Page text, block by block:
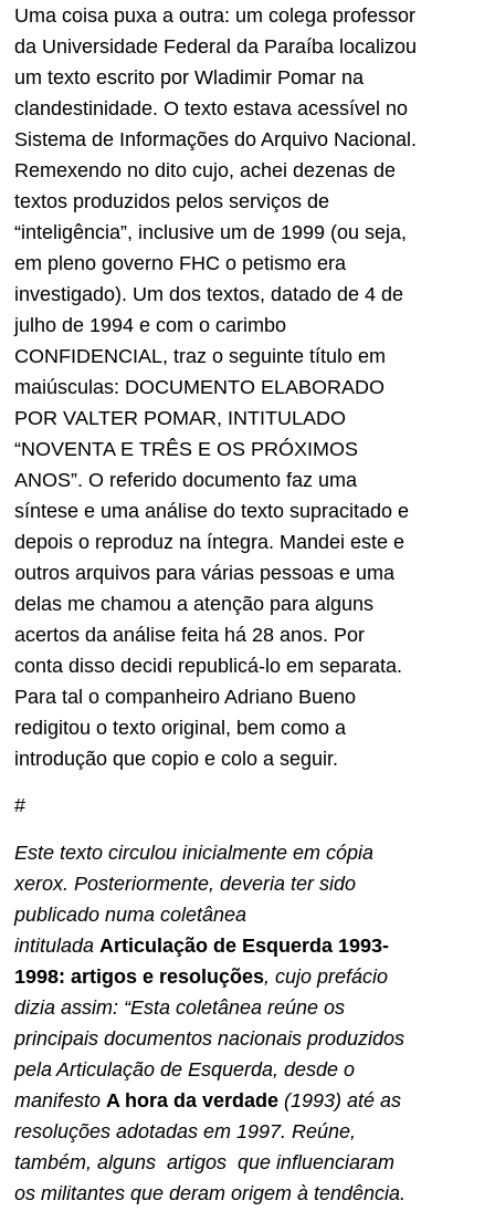
Uma coisa puxa a outra: um colega professor
da Universidade Federal da Paraíba localizou
um texto escrito por Wladimir Pomar na
clandestinidade. O texto estava acessível no
Sistema de Informações do Arquivo Nacional.
Remexendo no dito cujo, achei dezenas de
textos produzidos pelos serviços de
“inteligência”, inclusive um de 1999 (ou seja,
em pleno governo FHC o petismo era
investigado). Um dos textos, datado de 4 de
julho de 1994 e com o carimbo
CONFIDENCIAL, traz o seguinte título em
maiúsculas: DOCUMENTO ELABORADO
POR VALTER POMAR, INTITULADO
“NOVENTA E TRÊS E OS PRÓXIMOS
ANOS”. O referido documento faz uma
síntese e uma análise do texto supracitado e
depois o reproduz na íntegra. Mandei este e
outros arquivos para várias pessoas e uma
delas me chamou a atenção para alguns
acertos da análise feita há 28 anos. Por
conta disso decidi republicá-lo em separata.
Para tal o companheiro Adriano Bueno
redigitou o texto original, bem como a
introdução que copio e colo a seguir.
#
Este texto circulou inicialmente em cópia
xerox. Posteriormente, deveria ter sido
publicado numa coletânea
intitulada Articulação de Esquerda 1993-
1998: artigos e resoluções, cujo prefácio
dizia assim: “Esta coletânea reúne os
principais documentos nacionais produzidos
pela Articulação de Esquerda, desde o
manifesto A hora da verdade (1993) até as
resoluções adotadas em 1997. Reúne,
também, alguns artigos que influenciaram
os militantes que deram origem à tendência.